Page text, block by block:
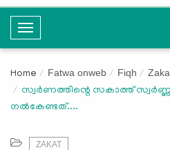
T
o
g
l
e
Home Fatwa onweb Fiqh
സ്വർണത്തിന്റെ സകാത്ത്
നൽകേണ്ടത്....
ZAKAT